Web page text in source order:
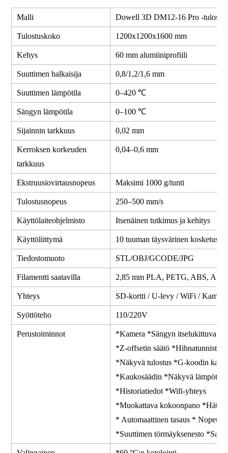
Malli Dowell 3D DM12-16 Pro -tulostin
Tulostuskoko 1200x1200x1600 mm
Kehys 60 mm alumiiniprofiili
Suuttimen halkaisija 0,8/1,2/1,6 mm
Suuttimen lämpötila 0–420 ℃
Sängyn lämpötila 0–100 ℃
Sijainnin tarkkuus 0,02 mm
Kerroksen korkeuden
tarkkuus
0,04–0,6 mm
Ekstruusiovirtausnopeus Maksimi 1000 g/tunti
Tulostusnopeus 250–500 mm/s
Käyttölaiteohjelmisto Itsenäinen tutkimus ja kehitys
Käyttöliittymä 10 tuuman täysvärinen
Tiedostomuoto STL/OBJ/GCODE/JPG
Filamentti saatavilla 2,85 mm PLA, PETG, ABS,
Yhteys SD-kortti / U-levy / WiFi / Kamera
Syöttöteho 110/220V
Perustoiminnot
*Kamera *Sängyn
*Z-offsetin säätö
*Näkyvä tulostus *G-koodin
*Kaukosäädin *Näkyvä
*Historiatiedot *Wifi-yhteys
*Muokattava kokoonpano
* Automaattinen tasaus *
*Suuttimen törmäyksenesto